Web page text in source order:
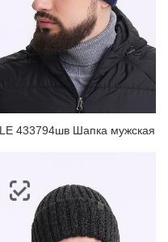
433794шв Шапка мужская